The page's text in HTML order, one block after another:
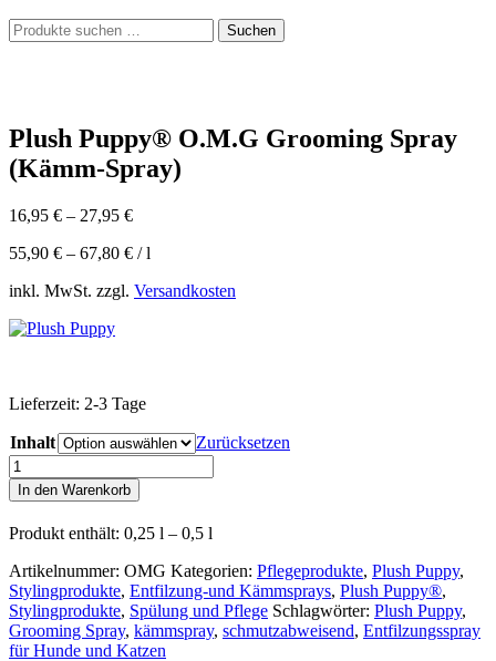
Suchen
nach:
Suchen
Plush Puppy® O.M.G Grooming Spray
(Kämm-Spray)
16,95 € – 27,95 €
55,90 € – 67,80 € /l
inkl. MwSt. zzgl. Versandkosten
Lieferzeit: 2-3 Tage
Inhalt
Zurücksetzen
Plush
Puppy®
O.M.G
Grooming
Spray
(Kämm-
Spray)
Menge
In den Warenkorb
Produkt enthält: 0,25 l – 0,5 l
Artikelnummer: OMG Kategorien: Pflegeprodukte, Plush Puppy,
Stylingprodukte, Entfilzung-und Kämmsprays, Plush Puppy®,
Stylingprodukte, Spülung und Pflege Schlagwörter: Plush Puppy,
Grooming Spray, kämmspray, schmutzabweisend, Entfilzungsspray
für Hunde und Katzen